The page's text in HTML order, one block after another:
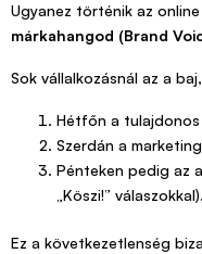
Ugyanez történik az
márkahangod (Brand
Sok vállalkozásnál az a
Hétfőn a tulajdonos
Szerdán a
Pénteken pedig az
„Köszi!” válaszokkal).
Ez a következetlenség